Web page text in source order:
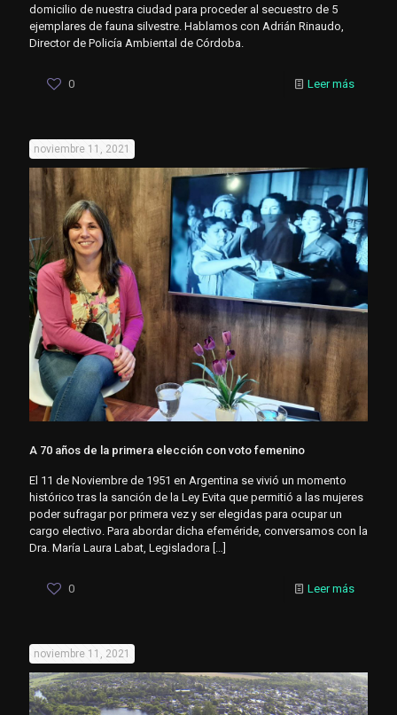
domicilio de nuestra ciudad para proceder al secuestro de 5
ejemplares de fauna silvestre. Hablamos con Adrián Rinaudo,
Director de Policía Ambiental de Córdoba.
0 Leer más
noviembre 11, 2021
A 70 años de la primera elección con voto femenino
El 11 de Noviembre de 1951 en Argentina se vivió un momento
histórico tras la sanción de la Ley Evita que permitió a las mujeres
poder sufragar por primera vez y ser elegidas para ocupar un
cargo electivo. Para abordar dicha efeméride, conversamos con la
Dra. María Laura Labat, Legisladora […]
0 Leer más
noviembre 11, 2021